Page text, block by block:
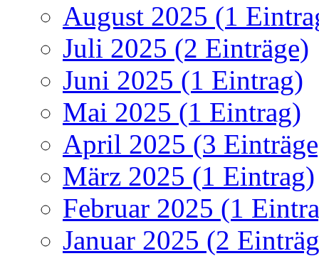
August 2025 (1
Juli 2025 (2 Einträge)
Juni 2025 (1 Eintrag)
Mai 2025 (1 Eintrag)
April 2025 (3
März 2025 (1 Eintrag)
Februar 2025 (1
Januar 2025 (2